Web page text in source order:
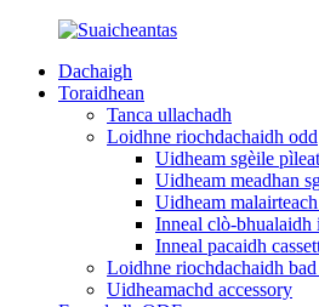
Dachaigh
Toraidhean
Tanca ullachadh
Loidhne riochdachaidh odd
Uidheam sgèile
Uidheam meadhan
Uidheam
Inneal clò-bhualaidh
Inneal pacaidh
Loidhne riochdachaidh bad
Uidheamachd accessory